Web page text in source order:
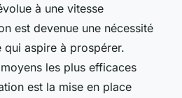
à une vitesse
est devenue une nécessité
aspire à prospérer.
moyens les plus efficaces
est la mise en place